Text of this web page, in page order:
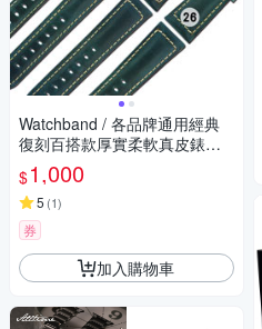
Watchband / 各品牌通用經典
復刻百搭款厚實柔軟真皮錶帶-
深藍綠色
$1,000
5 (1)
券
加入購物車